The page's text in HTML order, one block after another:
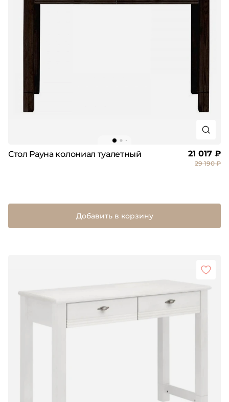
Стол Рауна колониал туалетный 21 017 ₽
29 190 ₽
Добавить в корзину